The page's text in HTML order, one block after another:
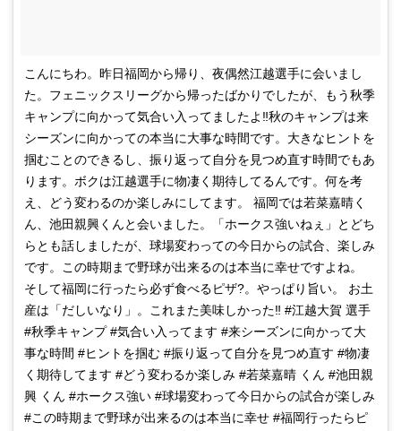
こんにちわ。昨日福岡から帰り、夜偶然江越選手に会いまし
た。フェニックスリーグから帰ったばかりでしたが、もう秋季
キャンプに向かって気合い入ってましたよ‼️秋のキャンプは来
シーズンに向かっての本当に大事な時間です。大きなヒントを
掴むことのできるし、振り返って自分を見つめ直す時間でもあ
ります。ボクは江越選手に物凄く期待してるんです。何を考
え、どう変わるのか楽しみにしてます。 福岡では若菜嘉晴く
ん、池田親興くんと会いました。「ホークス強いねぇ」とどち
らとも話しましたが、球場変わっての今日からの試合、楽しみ
です。この時期まで野球が出来るのは本当に幸せですよね。
そして福岡に行ったら必ず食べるピザ?。やっぱり旨い。 お土
産は「だしいなり」。これまた美味しかった‼️ #江越大賀 選手
#秋季キャンプ #気合い入ってます #来シーズンに向かって大
事な時間 #ヒントを掴む #振り返って自分を見つめ直す #物凄
く期待してます #どう変わるか楽しみ #若菜嘉晴 くん #池田親
興 くん #ホークス強い #球場変わって今日からの試合が楽しみ
#この時期まで野球が出来るのは本当に幸せ #福岡行ったらピ